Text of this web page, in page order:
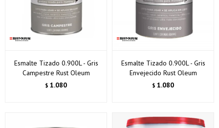
Esmalte Tizado 0.900L - Gris
Campestre Rust Oleum
$ 1.080
Esmalte Tizado 0.900L - Gris
Envejecido Rust Oleum
$ 1.080